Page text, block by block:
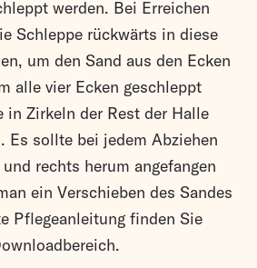
werden. Bei Erreichen
Schleppe rückwärts in diese
um den Sand aus den Ecken
alle vier Ecken geschleppt
Zirkeln der Rest der Halle
Es sollte bei jedem Abziehen
rechts herum angefangen
ein Verschieben des Sandes
Pflegeanleitung finden Sie